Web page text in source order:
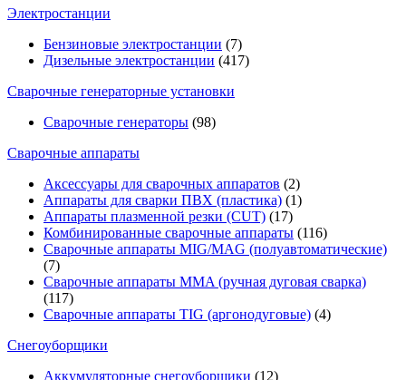
Электростанции
Бензиновые электростанции (7)
Дизельные электростанции (417)
Сварочные генераторные установки
Сварочные генераторы (98)
Сварочные аппараты
Аксессуары для сварочных аппаратов (2)
Аппараты для сварки ПВХ (пластика) (1)
Аппараты плазменной резки (CUT) (17)
Комбинированные сварочные аппараты (116)
Сварочные аппараты MIG/MAG (полуавтоматические)
(7)
Сварочные аппараты MMA (ручная дуговая сварка)
(117)
Сварочные аппараты TIG (аргонодуговые) (4)
Снегоуборщики
Аккумуляторные снегоуборщики (12)